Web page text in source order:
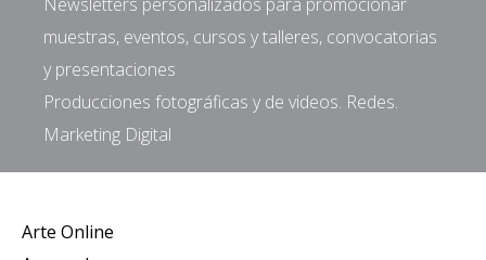
muestras, eventos, cursos y talleres, convocatorias
y presentaciones
Producciones fotográficas y de videos. Redes.
Marketing Digital
Arte Online